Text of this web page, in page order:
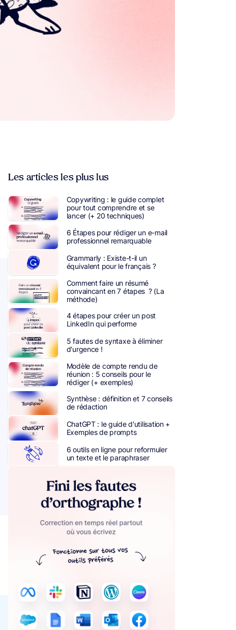
Les articles les plus lus
Copywriting : le guide complet
pour tout comprendre et se
lancer (+ 20 techniques)
6 Étapes pour rédiger un e-mail
professionnel remarquable
Grammarly : Existe-t-il un
équivalent pour le français ?
Comment faire un résumé
convaincant en 7 étapes ? (La
méthode)
4 étapes pour créer un post
LinkedIn qui performe
5 fautes de syntaxe à éliminer
d'urgence !
Modèle de compte rendu de
réunion : 5 conseils pour le
rédiger (+ exemples)
Synthèse : définition et 7 conseils
de rédaction
ChatGPT : le guide d'utilisation +
Exemples de prompts
6 outils en ligne pour reformuler
un texte et le paraphraser